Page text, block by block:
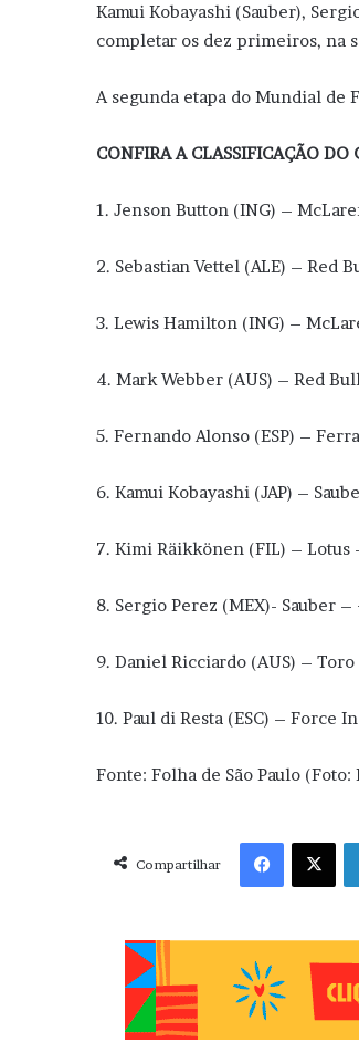
Kamui Kobayashi (Sauber),
completar os dez primeiros, na
A segunda etapa do Mundial de
CONFIRA A CLASSIFICAÇÃO DO
1. Jenson Button (ING) –
2. Sebastian Vettel (ALE) – Red
3. Lewis Hamilton (ING) –
4. Mark Webber (AUS) – Red
5. Fernando Alonso (ESP) –
6. Kamui Kobayashi (JAP) –
7. Kimi Räikkönen (FIL) – Lotus
8. Sergio Perez (MEX)- Sauber –
9. Daniel Ricciardo (AUS) – Toro
10. Paul di Resta (ESC) – Force
Fonte: Folha de São Paulo
Compartilhar
Facebook X